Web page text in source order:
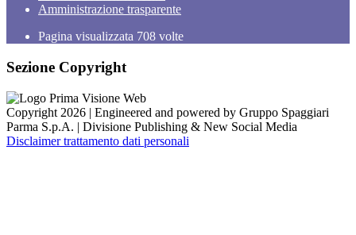
Amministrazione trasparente
Pagina visualizzata 708 volte
Sezione Copyright
Copyright 2026 | Engineered and powered by Gruppo Spaggiari
Parma S.p.A. | Divisione Publishing & New Social Media
Disclaimer trattamento dati personali